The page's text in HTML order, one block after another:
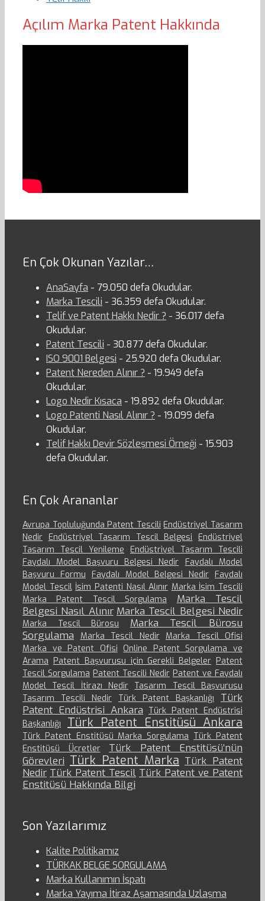
Açılım Marka Patent Hakkında
En Çok Okunan Yazılar…
AnaSayfa - 79.050 defa Okudular.
Marka Tescili - 36.359 defa Okudular.
Telif ve Patent Hakkı Nedir ? - 36.017 defa
Okudular.
Patent Tescili - 30.877 defa Okudular.
ISO 9001 Belgesi - 25.920 defa Okudular.
Patent Nereden Alınır ? - 19.949 defa
Okudular.
Logo Nedir Kısaca - 19.892 defa Okudular.
Logo Patenti Nasıl Alınır ? - 19.099 defa
Okudular.
Telif Hakkı Devir Sözleşmesi Örneği - 15.903
defa Okudular.
En Çok Arananlar
Avrupa Topluluğunda Patent Tescili Endüstriyel Tasarım
Nedir Endüstriyel Tasarım Tescil Belgesi
Endüstriyel
Tasarım Tescil Yenileme
Endüstriyel Tasarım Tescili
Faydalı Model Başvuru Belgesi Nedir
Faydalı Model
Başvuru Formu
Faydalı Model Belgesi Nedir Faydalı
Model Tescil İsim Patenti Nasıl Alınır Marka İsim Tescili
Marka Patent Tescil Sorgulama
Marka Tescil
Belgesi Nasıl Alınır Marka Tescil Belgesi Nedir
Marka Tescil Bürosu
Marka Tescil Bürosu
Sorgulama
Marka Tescil Nedir Marka Tescil Ofisi
Marka ve Patent Ofisi Online Patent Sorgulama ve
Arama Patent Başvurusu için Gerekli Belgeler Patent
Tescil Sorgulama Patent Tescili Nedir Patent ve Faydalı
Model Tescil İtirazı Nedir Tasarım Tescil Başvurusu
Tasarım Tescili Nedir
Türk Patent Başkanlığı
Türk
Patent Endüstrisi Ankara Türk Patent Endüstrisi
Başkanlığı
Türk Patent Enstitüsü Ankara
Türk Patent Enstitüsü Marka Sorgulama Türk Patent
Enstitüsü Ücretler
Türk Patent Enstitüsü’nün
Görevleri Türk Patent Marka Türk Patent
Nedir Türk Patent Tescil Türk Patent ve Patent
Enstitüsü Hakkında Bilgi
Son Yazılarımız
Kalite Politikamız
TÜRKAK BELGE SORGULAMA
Marka Kullanımın İspatı
Marka Yayıma İtiraz Aşamasında Uzlaşma